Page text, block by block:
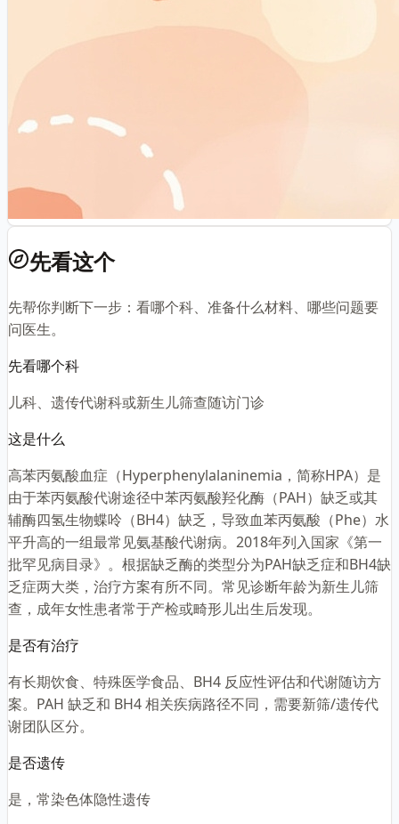
先看这个
先帮你判断下一步：看哪个科、准备什么材料、哪些问题要
问医生。
先看哪个科
儿科、遗传代谢科或新生儿筛查随访门诊
这是什么
高苯丙氨酸血症（Hyperphenylalaninemia，简称HPA）是
由于苯丙氨酸代谢途径中苯丙氨酸羟化酶（PAH）缺乏或其
辅酶四氢生物蝶呤（BH4）缺乏，导致血苯丙氨酸（Phe）水
平升高的一组最常见氨基酸代谢病。2018年列入国家《第一
批罕见病目录》。根据缺乏酶的类型分为PAH缺乏症和BH4缺
乏症两大类，治疗方案有所不同。常见诊断年龄为新生儿筛
查，成年女性患者常于产检或畸形儿出生后发现。
是否有治疗
有长期饮食、特殊医学食品、BH4 反应性评估和代谢随访方
案。PAH 缺乏和 BH4 相关疾病路径不同，需要新筛/遗传代
谢团队区分。
是否遗传
是，常染色体隐性遗传